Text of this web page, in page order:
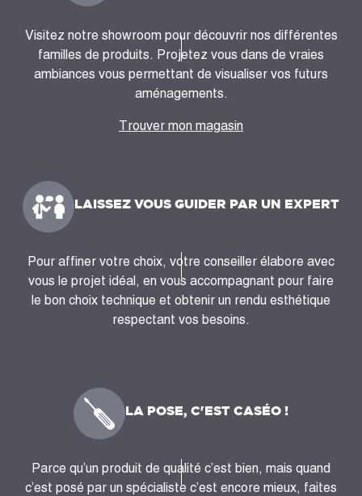
Visitez notre showroom pour découvrir nos différentes
familles de produits. Projetez vous dans de vraies
ambiances vous permettant de visualiser vos futurs
aménagements.
Trouver mon magasin
LAISSEZ VOUS GUIDER PAR UN EXPERT
Pour affiner votre choix, votre conseiller élabore avec
vous le projet idéal, en vous accompagnant pour faire
le bon choix technique et obtenir un rendu esthétique
respectant vos besoins.
LA POSE, C'EST CASÉO !
Parce qu’un produit de qualité c’est bien, mais quand
c’est posé par un spécialiste c’est encore mieux, faites